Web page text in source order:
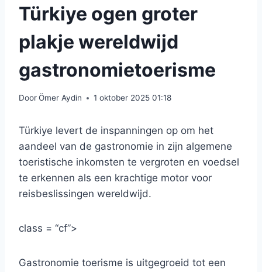
Türkiye ogen groter
plakje wereldwijd
gastronomietoerisme
DoorÖmer Aydin 1 oktober 2025 01:18
Türkiye levert de inspanningen op om het
aandeel van de gastronomie in zijn algemene
toeristische inkomsten te vergroten en voedsel
te erkennen als een krachtige motor voor
reisbeslissingen wereldwijd.
class = “cf”>
Gastronomie toerisme is uitgegroeid tot een